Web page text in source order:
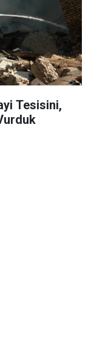
Tesisini,